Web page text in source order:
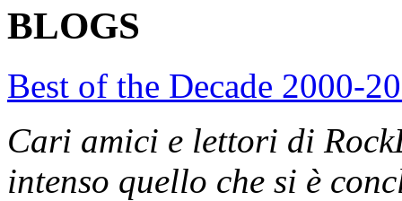
BLOGS
Best of the Decade 2000-
Cari amici e lettori di
intenso quello che si è